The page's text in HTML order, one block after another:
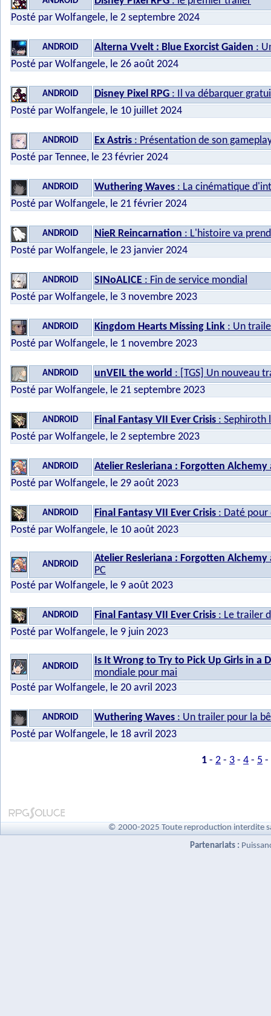
Posté par Wolfangele, le 2 septembre 2024
ANDROID Alterna Vvelt : Blue Exorcist Gaiden :
Posté par Wolfangele, le 26 août 2024
ANDROID Disney Pixel RPG : Il va débarquer
Posté par Wolfangele, le 10 juillet 2024
ANDROID Ex Astris : Présentation de son
Posté par Tennee, le 23 février 2024
ANDROID Wuthering Waves : La cinématique
Posté par Wolfangele, le 21 février 2024
ANDROID NieR Reincarnation : L'histoire va
Posté par Wolfangele, le 23 janvier 2024
ANDROID SINoALICE : Fin de service mondial
Posté par Wolfangele, le 3 novembre 2023
ANDROID Kingdom Hearts Missing Link : Un
Posté par Wolfangele, le 1 novembre 2023
ANDROID unVEIL the world : [TGS] Un nouveau
Posté par Wolfangele, le 21 septembre 2023
ANDROID Final Fantasy VII Ever Crisis : Sephiroth
Posté par Wolfangele, le 2 septembre 2023
ANDROID
Atelier Resleriana : Forgotten
Posté par Wolfangele, le 29 août 2023
ANDROID Final Fantasy VII Ever Crisis : Daté
Posté par Wolfangele, le 10 août 2023
ANDROID
Atelier Resleriana : Forgotten
PC
Posté par Wolfangele, le 9 août 2023
ANDROID Final Fantasy VII Ever Crisis : Le trailer
Posté par Wolfangele, le 9 juin 2023
ANDROID
Is It Wrong to Try to Pick Up Girls in a
mondiale pour mai
Posté par Wolfangele, le 20 avril 2023
ANDROID Wuthering Waves : Un trailer pour la
Posté par Wolfangele, le 18 avril 2023
1 - 2 - 3 - 4 - 5 -
© 2000-2025 Toute reproduction interdite
Partenariats :